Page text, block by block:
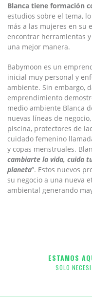
Blanca tiene formación
estudios sobre el tema,
más a las mujeres en su
encontrar herramientas
una mejor manera.
Babymoon es un
inicial muy personal y
ambiente. Sin embargo,
emprendimiento
medio ambiente Blanca
nuevas líneas de
piscina, protectores de
cuidado femenino
y copas menstruales.
cambiarte la vida, cuida
planeta”. Estos nuevos
su negocio a una nueva
ambiental generando
ESTAMOS
SOLO